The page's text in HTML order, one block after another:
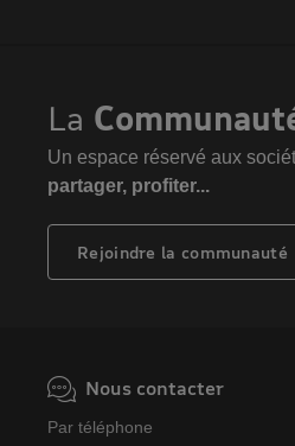
La
Un espace réservé aux
partager, profiter...
Rejoindre la communauté
Nous contacter
Par téléphone